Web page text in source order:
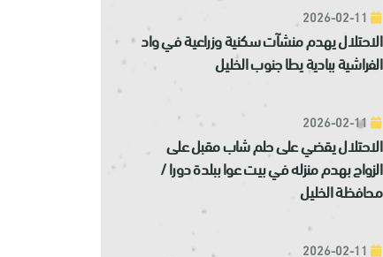
الاحتلال يهدم منشآت سكنية وزراعية في واد
الفراشية ببادية يطا جنوب الخليل
الاحتلال يقضي على حلم شاب مقبل على
الزواج بهدم منزله في بيت عوا ببلدة دورا /
محافظة الخليل